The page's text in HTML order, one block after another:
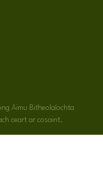
Aimu Bitheolaíochta
ceart ar cosaint.